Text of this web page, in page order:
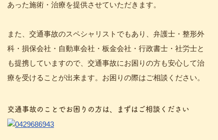
あった施術・治療を提供させていただきます。
また、交通事故のスペシャリストでもあり、弁護士・整形外
科・損保会社・自動車会社・板金会社・行政書士・社労士と
も提携していますので、交通事故にお困りの方も安心して治
療を受けることが出来ます。お困りの際はご相談ください。
交通事故のことでお困りの方は、まずはご相談ください